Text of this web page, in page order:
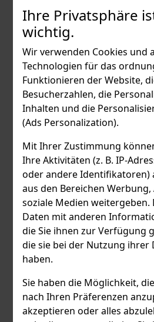
Ihre Privatsphäre
wichtig.
Wir verwenden Cookies und
Technologien für das
Funktionieren der Website,
Besucherzahlen, die
Inhalten und die
(Ads Personalization).
Mit Ihrer Zustimmung
Ihre Aktivitäten (z. B. IP-
oder andere Identifikatoren)
aus den Bereichen
soziale Medien weitergeben.
Daten mit anderen
die Sie ihnen zur Verfügung
die sie bei der Nutzung ihrer
haben.
Sie haben die Möglichkeit,
nach Ihren Präferenzen
akzeptieren oder alles